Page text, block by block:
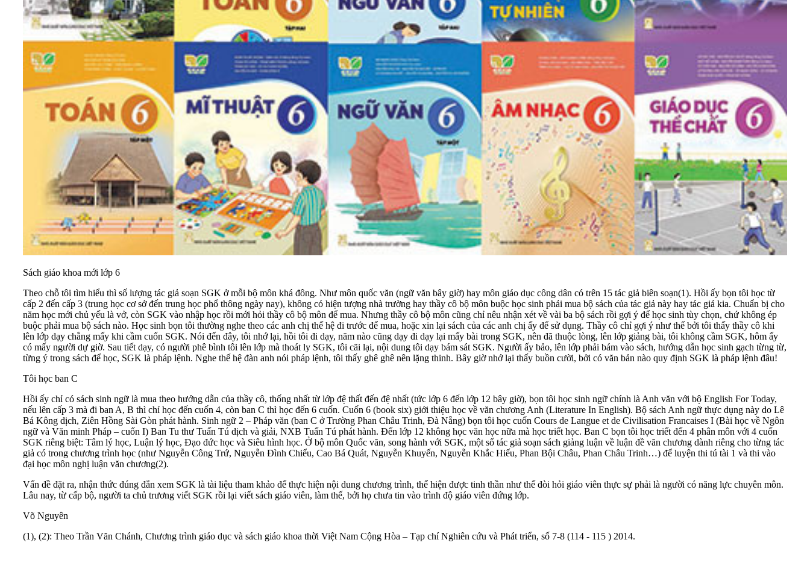
Sách giáo khoa mới lớp 6
Theo chỗ tôi tìm hiểu thì số lượng tác giả soạn SGK ở mỗi bộ môn khá đông. Như môn quốc văn (ngữ văn bây giờ) hay môn giáo dục công dân có trên 15 tác giả biên soạn(1). Hồi ấy bọn tôi học từ
cấp 2 đến cấp 3 (trung học cơ sở đến trung học phổ thông ngày nay), không có hiện tượng nhà trường hay thầy cô bộ môn buộc học sinh phải mua bộ sách của tác giả này hay tác giả kia. Chuẩn bị cho
năm học mới chủ yếu là vở, còn SGK vào nhập học rồi mới hỏi thầy cô bộ môn để mua. Nhưng thầy cô bộ môn cũng chỉ nêu nhận xét về vài ba bộ sách rồi gợi ý để học sinh tùy chọn, chứ không ép
buộc phải mua bộ sách nào. Học sinh bọn tôi thường nghe theo các anh chị thế hệ đi trước để mua, hoặc xin lại sách của các anh chị ấy để sử dụng. Thầy cô chỉ gợi ý như thế bởi tôi thấy thầy cô khi
lên lớp dạy chẳng mấy khi cầm cuốn SGK. Nói đến đây, tôi nhớ lại, hồi tôi đi dạy, năm nào cũng dạy đi dạy lại mấy bài trong SGK, nên đã thuộc lòng, lên lớp giảng bài, tôi không cầm SGK, hôm ấy
có mấy người dự giờ. Sau tiết dạy, có người phê bình tôi lên lớp mà thoát ly SGK, tôi cãi lại, nội dung tôi dạy bám sát SGK. Người ấy bảo, lên lớp phải bám vào sách, hướng dẫn học sinh gạch từng từ,
từng ý trong sách để học, SGK là pháp lệnh. Nghe thế hệ đàn anh nói pháp lệnh, tôi thấy ghê ghê nên lặng thinh. Bây giờ nhớ lại thấy buồn cười, bởi có văn bản nào quy định SGK là pháp lệnh đâu!
Tôi học ban C
Hồi ấy chỉ có sách sinh ngữ là mua theo hướng dẫn của thầy cô, thống nhất từ lớp đệ thất đến đệ nhất (tức lớp 6 đến lớp 12 bây giờ), bọn tôi học sinh ngữ chính là Anh văn với bộ English For Today,
nếu lên cấp 3 mà đi ban A, B thì chỉ học đến cuốn 4, còn ban C thì học đến 6 cuốn. Cuốn 6 (book six) giới thiệu học về văn chương Anh (Literature In English). Bộ sách Anh ngữ thực dụng này do Lê
Bá Kông dịch, Ziên Hồng Sài Gòn phát hành. Sinh ngữ 2 – Pháp văn (ban C ở Trường Phan Châu Trinh, Đà Nẵng) bọn tôi học cuốn Cours de Langue et de Civilisation Francaises I (Bài học về Ngôn
ngữ và Văn minh Pháp – cuốn I) Ban Tu thư Tuấn Tú dịch và giải, NXB Tuấn Tú phát hành. Đến lớp 12 không học văn học nữa mà học triết học. Ban C bọn tôi học triết đến 4 phân môn với 4 cuốn
SGK riêng biệt: Tâm lý học, Luận lý học, Đạo đức học và Siêu hình học. Ở bộ môn Quốc văn, song hành với SGK, một số tác giả soạn sách giảng luận về luận đề văn chương dành riêng cho từng tác
giả có trong chương trình học (như Nguyễn Công Trứ, Nguyễn Đình Chiểu, Cao Bá Quát, Nguyễn Khuyến, Nguyễn Khắc Hiếu, Phan Bội Châu, Phan Châu Trinh…) để luyện thi tú tài 1 và thi vào
đại học môn nghị luận văn chương(2).
Vấn đề đặt ra, nhận thức đúng đắn xem SGK là tài liệu tham khảo để thực hiện nội dung chương trình, thể hiện được tinh thần như thế đòi hỏi giáo viên thực sự phải là người có năng lực chuyên môn.
Lâu nay, từ cấp bộ, người ta chủ trương viết SGK rồi lại viết sách giáo viên, làm thế, bởi họ chưa tin vào trình độ giáo viên đứng lớp.
Võ Nguyên
(1), (2): Theo Trần Văn Chánh, Chương trình giáo dục và sách giáo khoa thời Việt Nam Cộng Hòa – Tạp chí Nghiên cứu và Phát triển, số 7-8 (114 - 115 ) 2014.